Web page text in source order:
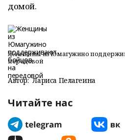
домой.
Женщины из Юмагужино
передовой
Автор: Лариса Пелагеина
Читайте нас